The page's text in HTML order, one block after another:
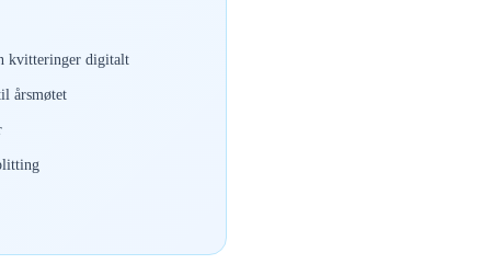
kvitteringer digitalt
årsmøtet